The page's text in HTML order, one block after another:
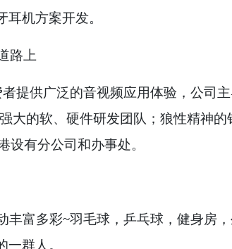
机方案开发。
路上
提供广泛的音视频应用体验，公司
大的软、硬件研发团队；狼性精神的
设有分公司和办事处。
丰富多彩~羽毛球，乒乓球，健身房，
群人。